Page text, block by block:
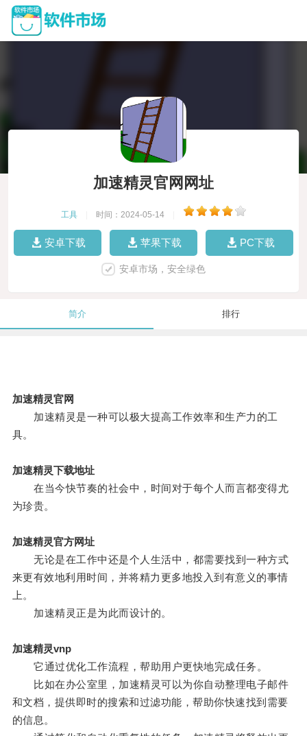
加速精灵官网网址
工具 时间：2024-05-14
安卓下载 苹果下载 PC下载
安卓市场，安全绿色
简介 排行
加速精灵官网
加速精灵是一种可以极大提高工作效率和生产力的工
具。
加速精灵下载地址
在当今快节奏的社会中，时间对于每个人而言都变得尤
为珍贵。
加速精灵官方网址
无论是在工作中还是个人生活中，都需要找到一种方式
来更有效地利用时间，并将精力更多地投入到有意义的事情
上。
加速精灵正是为此而设计的。
加速精灵vnp
它通过优化工作流程，帮助用户更快地完成任务。
比如在办公室里，加速精灵可以为你自动整理电子邮件
和文档，提供即时的搜索和过滤功能，帮助你快速找到需要
的信息。